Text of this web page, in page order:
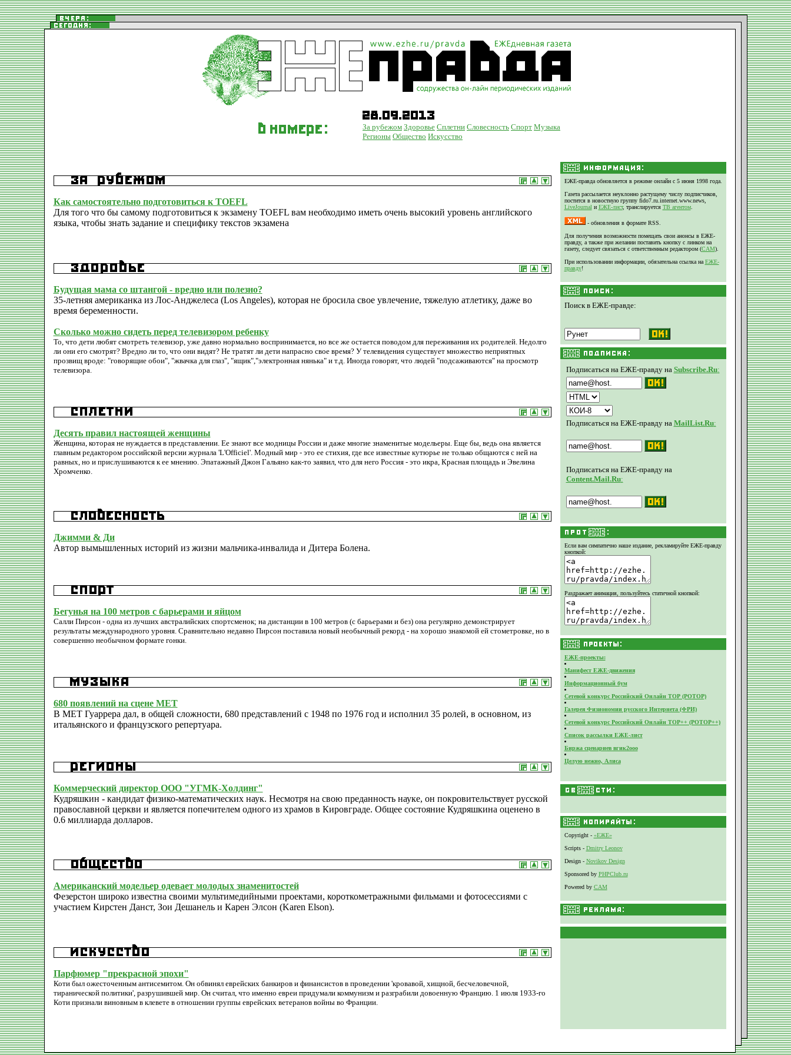
За рубежом Здоровье Сплетни Словесность Спорт Музыка
Регионы Общество Искусство
Как самостоятельно подготовиться к TOEFL
Для того что бы самому подготовиться к экзамену TOEFL вам необходимо иметь очень высокий уровень английского
языка, чтобы знать задание и специфику текстов экзамена
Будущая мама со штангой - вредно или полезно?
35-летняя американка из Лос-Анджелеса (Los Angeles), которая не бросила свое увлечение, тяжелую атлетику, даже во
время беременности.
Сколько можно сидеть перед телевизором ребенку
То, что дети любят смотреть телевизор, уже давно нормально воспринимается, но все же остается поводом для переживания их родителей. Недолго
ли они его смотрят? Вредно ли то, что они видят? Не тратят ли дети напрасно свое время? У телевидения существует множество неприятных
прозвищ вроде: "говорящие обои", "жвачка для глаз", "ящик","электронная нянька" и т.д. Иногда говорят, что людей "подсаживаются" на просмотр
телевизора.
Десять правил настоящей женщины
Женщина, которая не нуждается в представлении. Ее знают все модницы России и даже многие знаменитые модельеры. Еще бы, ведь она является
главным редактором российской версии журнала 'L'Officiel'. Модный мир - это ее стихия, где все известные кутюрье не только общаются с ней на
равных, но и прислушиваются к ее мнению. Эпатажный Джон Гальяно как-то заявил, что для него Россия - это икра, Красная площадь и Эвелина
Хромченко.
Джимми & Ди
Автор вымышленных историй из жизни мальчика-инвалида и Дитера Болена.
Бегунья на 100 метров с барьерами и яйцом
Салли Пирсон - одна из лучших австралийских спортсменок; на дистанции в 100 метров (с барьерами и без) она регулярно демонстрирует
результаты международного уровня. Сравнительно недавно Пирсон поставила новый необычный рекорд - на хорошо знакомой ей стометровке, но в
совершенно необычном формате гонки.
680 появлений на сцене МЕТ
В МЕТ Гуаррера дал, в общей сложности, 680 представлений с 1948 по 1976 год и исполнил 35 ролей, в основном, из
итальянского и французского репертуара.
Коммерческий директор ООО "УГМК-Холдинг"
Кудряшкин - кандидат физико-математических наук. Несмотря на свою преданность науке, он покровительствует русской
православной церкви и является попечителем одного из храмов в Кировграде. Общее состояние Кудряшкина оценено в
0.6 миллиарда долларов.
Американский модельер одевает молодых знаменитостей
Фезерстон широко известна своими мультимедийными проектами, короткометражными фильмами и фотосессиями с
участием Кирстен Данст, Зои Дешанель и Карен Элсон (Karen Elson).
Парфюмер "прекрасной эпохи"
Коти был ожесточенным антисемитом. Он обвинял еврейских банкиров и финансистов в проведении 'кровавой, хищной, бесчеловечной,
тиранической политики', разрушившей мир. Он считал, что именно евреи придумали коммунизм и разграбили довоенную Францию. 1 июля 1933-го
Коти признали виновным в клевете в отношении группы еврейских ветеранов войны во Франции.
ЕЖЕ-правда обновляется в режиме онлайн с 5 июня 1998 года.
Газета рассылается неуклонно растущему числу подписчиков,
постится в новостную группу fido7.ru.internet.www.news,
LiveJournal и ЕЖЕ-лист, транслируется ТВ агентом.
- обновления в формате RSS.
Для получения возможности помещать свои анонсы в ЕЖЕ-
правду, а также при желании поставить кнопку с линком на
газету, следует связаться с ответственным редактором (CAM).
При использовании информации, обязательна ссылка на ЕЖЕ-
правду!
Поиск в ЕЖЕ-правде:
Подписаться на ЕЖЕ-правду на Subscribe.Ru:
Подписаться на ЕЖЕ-правду на MailList.Ru:
Подписаться на ЕЖЕ-правду на
Content.Mail.Ru:
Если вам симпатично наше издание, рекламируйте ЕЖЕ-правду
кнопкой:
Раздражает анимация, пользуйтесь статичной кнопкой:
ЕЖЕ-проекты:
Манифест ЕЖЕ-движения
Информационный бум
Сетевой конкурс Российский Онлайн ТОР (РОТОР)
Галерея Физиономии русского Интернета (ФРИ)
Сетевой конкурс Российский Онлайн ТОР++ (РОТОР++)
Список рассылки ЕЖЕ-лист
Биржа сценариев вгик2ооо
Целую нежно, Алиса
Copyright - «ЕЖЕ»
Scripts - Dmitry Leonov
Design - Novikov Design
Sponsored by PHPClub.ru
Powered by CAM